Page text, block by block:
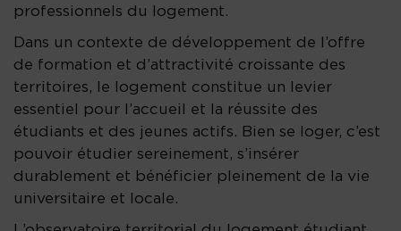
professionnels du logement.
Dans un contexte de développement de l’offre
de formation et d’attractivité croissante des
territoires, le logement constitue un levier
essentiel pour l’accueil et la réussite des
étudiants et des jeunes actifs. Bien se loger, c’est
pouvoir étudier sereinement, s’insérer
durablement et bénéficier pleinement de la vie
universitaire et locale.